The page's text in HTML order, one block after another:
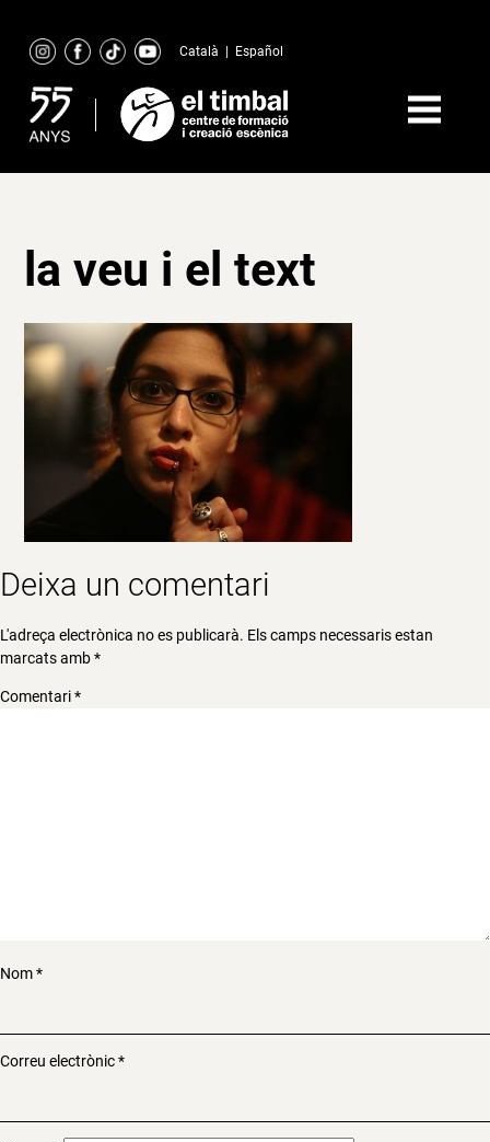
content
Català Español
la veu i el text
Deixa un comentari
L'adreça electrònica no es publicarà. Els camps necessaris estan
marcats amb*
Comentari*
Nom*
Correu electrònic*